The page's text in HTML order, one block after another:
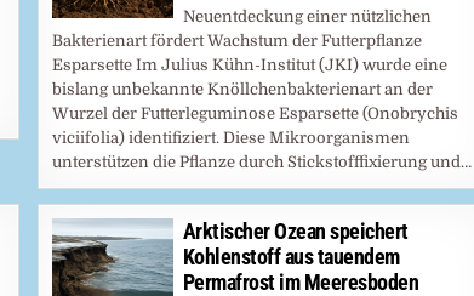
Neuentdeckung einer nützlichen
Bakterienart fördert Wachstum der Futterpflanze
Esparsette Im Julius Kühn-Institut (JKI) wurde eine
bislang unbekannte Knöllchenbakterienart an der
Wurzel der Futterleguminose Esparsette (Onobrychis
viciifolia) identifiziert. Diese Mikroorganismen
unterstützen die Pflanze durch Stickstofffixierung und…
Arktischer Ozean speichert
Kohlenstoff aus tauendem
Permafrost im Meeresboden